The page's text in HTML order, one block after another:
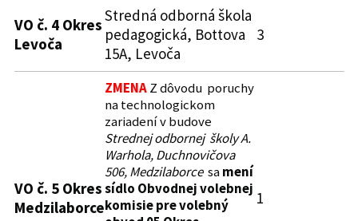
VO č. 4 Okres
Levoča
Stredná odborná škola
pedagogická, Bottova
15A, Levoča
3
VO č. 5 Okres
Medzilaborce
ZMENA Z dôvodu poruchy
na technologickom
zariadení v budove
Strednej odbornej školy A.
Warhola, Duchnovičova
506, Medzilaborcesamení
sídlo Obvodnej volebnej
komisie pre volebný
1